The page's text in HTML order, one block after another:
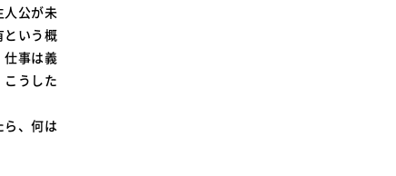
人公が未
という概
仕事は義
うした
、何は